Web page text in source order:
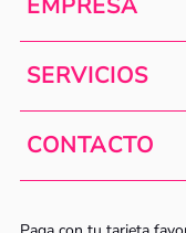
EMPRESA
SERVICIOS
CONTACTO